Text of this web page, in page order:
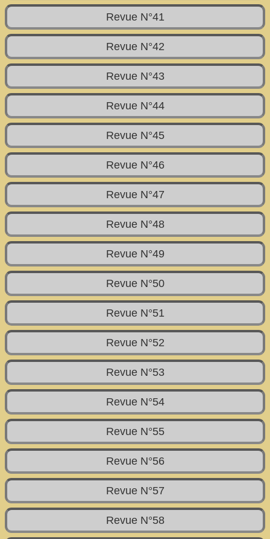
Revue N°41
Revue N°42
Revue N°43
Revue N°44
Revue N°45
Revue N°46
Revue N°47
Revue N°48
Revue N°49
Revue N°50
Revue N°51
Revue N°52
Revue N°53
Revue N°54
Revue N°55
Revue N°56
Revue N°57
Revue N°58